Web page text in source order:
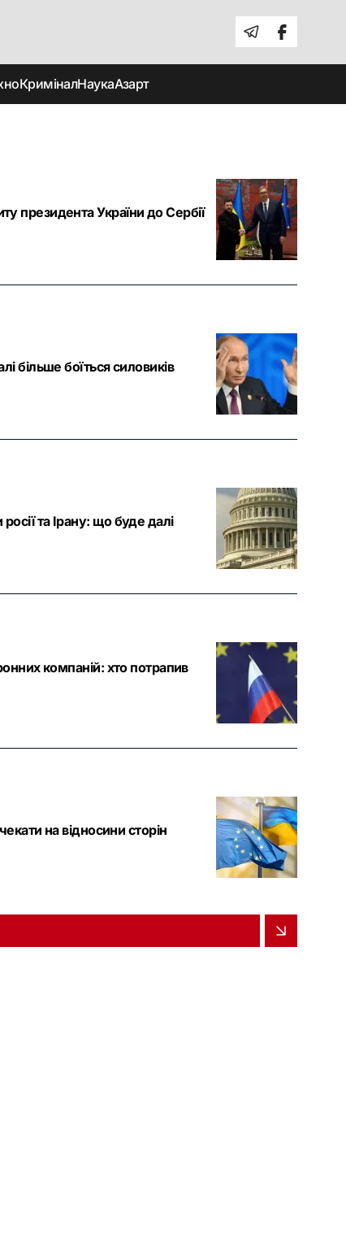
КриміналНаукаАзарт
президента України до Сербії
більше боїться силовиків
та Ірану: що буде далі
компаній: хто потрапив
на відносини сторін